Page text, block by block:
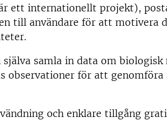
ett internationellt projekt),
till användare för att motivera
samla in data om biologisk
observationer för att genomföra
och enklare tillgång